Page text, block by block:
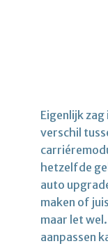
Eigenlijk
verschil
hetzelfde
auto
maken of
maar let
aanpassen